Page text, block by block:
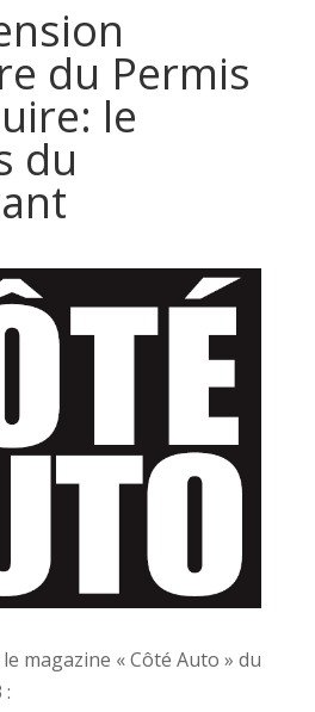
du Permis
le
du
magazine « Côté Auto » du
: